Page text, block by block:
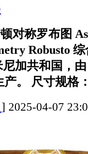
对称罗布图
Robusto
加共和国，
。 尺寸规格
] 2025-04-07